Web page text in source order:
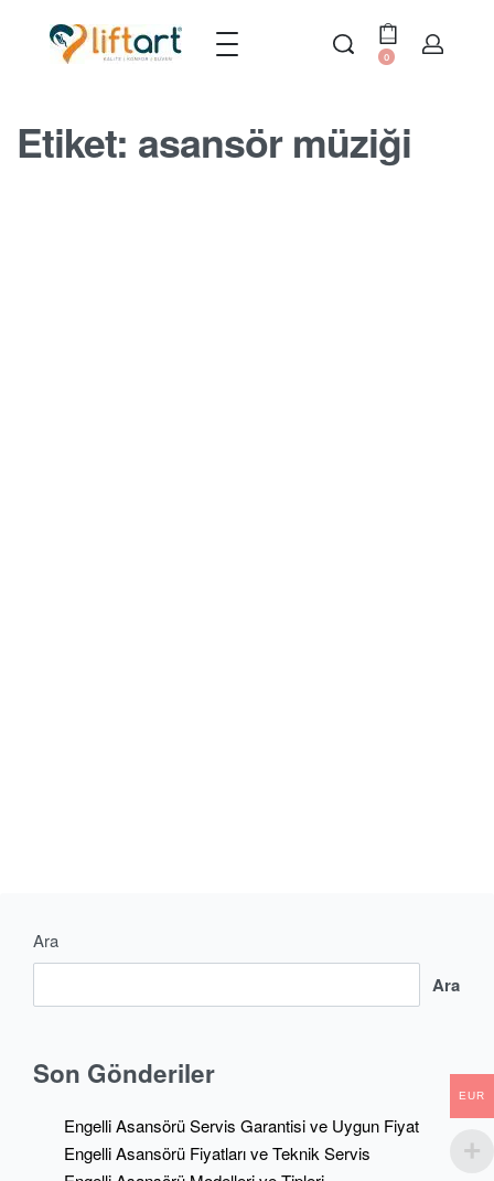
0
Etiket: asansör müziği
Ara
Ara
Son Gönderiler
Engelli Asansörü Servis Garantisi ve Uygun Fiyat
Engelli Asansörü Fiyatları ve Teknik Servis
EUR